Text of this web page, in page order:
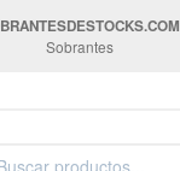
.COM
Sobrantes